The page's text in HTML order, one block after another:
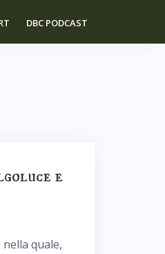
DBC PODCAST
e
quale,